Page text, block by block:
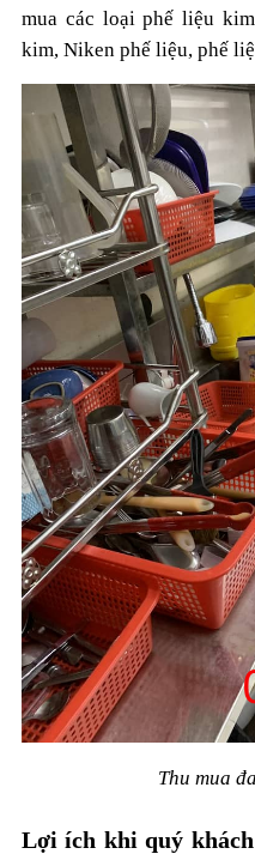
mua các loại phế liệu
kim, Niken phế liệu, phế
Thu mua
Lợi ích khi quý